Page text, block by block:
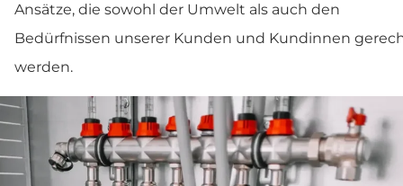
Ansätze, die sowohl der Umwelt als auch den
Bedürfnissen unserer Kunden und Kundinnen
werden.